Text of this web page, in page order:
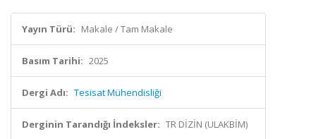
Yayın Türü: Makale / Tam Makale
Basım Tarihi: 2025
Dergi Adı: Tesisat Mühendisliği
Derginin Tarandığı İndeksler: TR DİZİN (ULAKBİM)